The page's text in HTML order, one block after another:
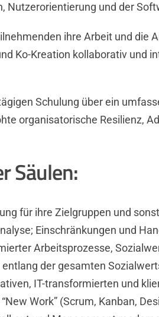
und der
ihre Arbeit und die
Ko-Kreation kollaborativund
Schulung über ein
organisatorische Resilienz,
Säulen:
für ihre Zielgruppen und
Einschränkungen und
Arbeitsprozesse,
der gesamten
IT-transformierten und
Work” (Scrum, Kanban,